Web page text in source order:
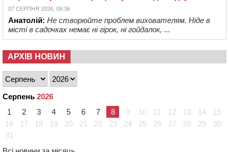
07 СЕРПНЯ 2026, 09:36
Анатолій: Не створюйте проблем вихователям. Ніде в
місті в садочках немає ні гірок, ні гойдалок, ...
АРХІВ НОВИН
Серпень 2026
1
2 3 4 5 6 7 8 9 10 11 12 13 14
15
16
17 18 19 20 21 22 23 24 25 26 27 28 29
30
31